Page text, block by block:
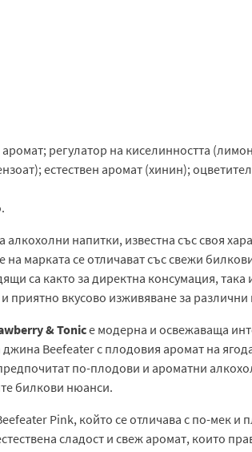
регулатор на киселинността
естествен аромат (хинин);
напитки, известна със своя
марката се отличават със свежи
са както за директна консумация,
приятно вкусово изживяване за
& Tonicе модерна и освежаваща
Beefeater с плодовия аромат на
по-плодови и ароматни
билкови нюанси.
Pink, който се отличава с по-мек
сладост и свеж аромат, които